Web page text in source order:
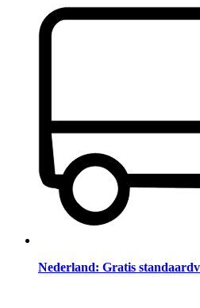
Nederland: Gratis